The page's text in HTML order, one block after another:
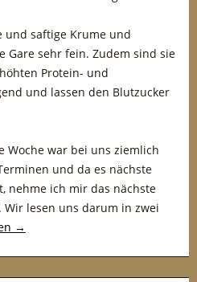
und saftige Krume und
Gare sehr fein. Zudem sind sie
Protein- und
und lassen den Blutzucker
Woche war bei uns ziemlich
und da es nächste
nehme ich mir das nächste
Wir lesen uns darum in zwei
→